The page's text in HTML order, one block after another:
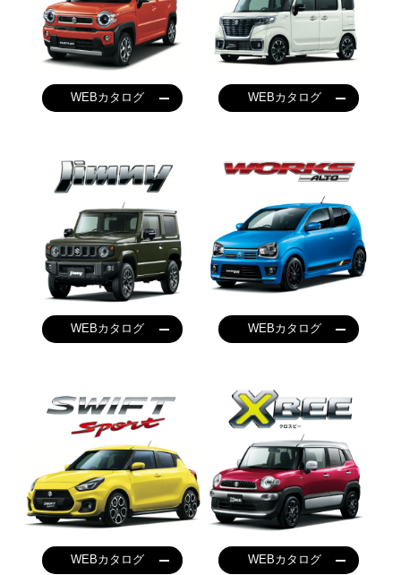
WEBカタログ WEBカタログ
WEBカタログ WEBカタログ
WEBカタログ WEBカタログ